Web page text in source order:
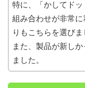
特に、「かしてドッ
組み合わせが非常
りもこちらを選びま
また、製品が新し
ました。